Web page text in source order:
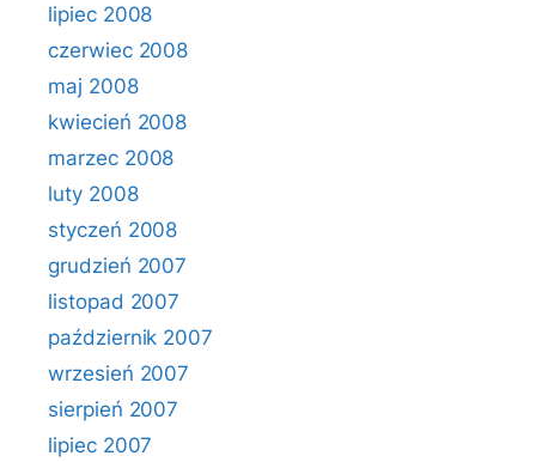
lipiec 2008
czerwiec 2008
maj 2008
kwiecień 2008
marzec 2008
luty 2008
styczeń 2008
grudzień 2007
listopad 2007
październik 2007
wrzesień 2007
sierpień 2007
lipiec 2007